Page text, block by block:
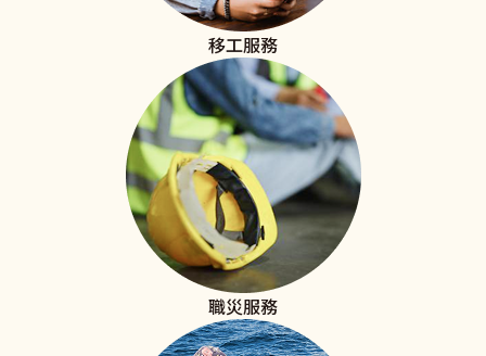
移工服務
職災服務